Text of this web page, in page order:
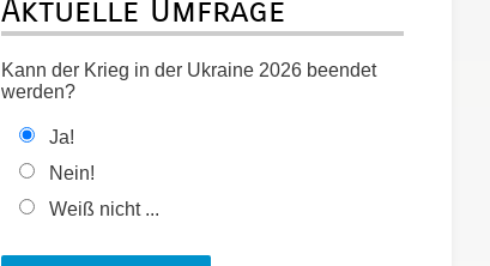
Aktuelle Umfrage
Kann der Krieg in der Ukraine 2026 beendet
werden?
Ja!
Nein!
Weiß nicht ...